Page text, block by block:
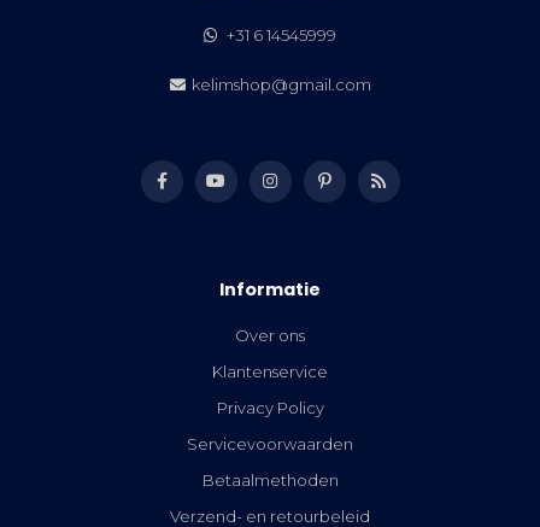
+31 6 14545999
kelimshop@gmail.com
Informatie
Over ons
Klantenservice
Privacy Policy
Servicevoorwaarden
Betaalmethoden
Verzend- en retourbeleid